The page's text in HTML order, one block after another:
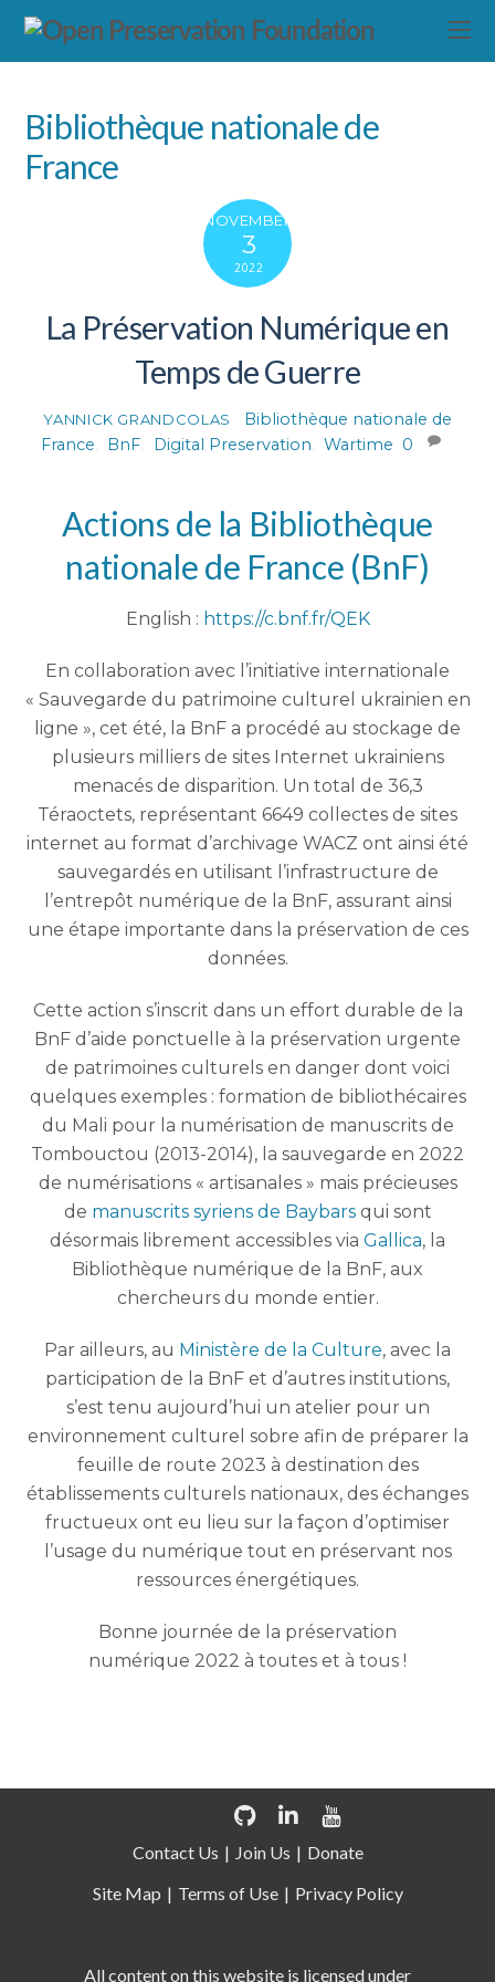
Bibliothèque nationale de
France
NOVEMBER
3
2022
La Préservation Numérique en
Temps de Guerre
YANNICK GRANDCOLAS
Bibliothèque nationale de
France
BnF Digital Preservation Wartime 0
Actions de la Bibliothèque
nationale de France (BnF)
English : https://c.bnf.fr/QEK
En collaboration avec l’initiative internationale
« Sauvegarde du patrimoine culturel ukrainien en
ligne », cet été, la BnF a procédé au stockage de
plusieurs milliers de sites Internet ukrainiens
menacés de disparition. Un total de 36,3
Téraoctets, représentant 6649 collectes de sites
internet au format d’archivage WACZ ont ainsi été
sauvegardés en utilisant l’infrastructure de
l’entrepôt numérique de la BnF, assurant ainsi
une étape importante dans la préservation de ces
données.
Cette action s’inscrit dans un effort durable de la
BnF d’aide ponctuelle à la préservation urgente
de patrimoines culturels en danger dont voici
quelques exemples : formation de bibliothécaires
du Mali pour la numérisation de manuscrits de
Tombouctou (2013-2014), la sauvegarde en 2022
de numérisations « artisanales » mais précieuses
de manuscrits syriens de Baybarsqui sont
désormais librement accessibles via Gallica, la
Bibliothèque numérique de la BnF, aux
chercheurs du monde entier.
Par ailleurs, au Ministère de la Culture, avec la
participation de la BnF et d’autres institutions,
s’est tenu aujourd’hui un atelier pour un
environnement culturel sobre afin de préparer la
feuille de route 2023 à destination des
établissements culturels nationaux, des échanges
fructueux ont eu lieu sur la façon d’optimiser
l’usage du numérique tout en préservant nos
ressources énergétiques.
Bonne journée de la préservation
numérique 2022 à toutes et à tous !
All content on this website is licensed under
Contact Us Join Us
Donate
Site Map
Terms of Use Privacy Policy